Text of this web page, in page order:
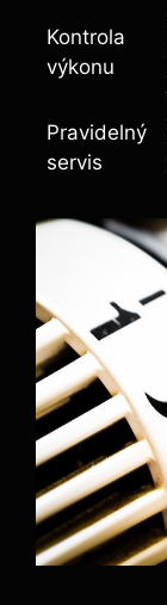
Kontrola
výkonu
Pravidelný
servis